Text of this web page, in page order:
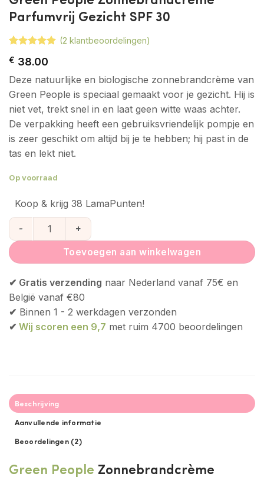
Parfumvrij Gezicht SPF 30
5op 5
opklant
waarderingen
(2 klantbeoordelingen)
€ 38.00
Deze natuurlijke en biologische zonnebrandcrème van
Green People is speciaal gemaakt voor je gezicht. Hij is
niet vet, trekt snel in en laat geen witte waas achter.
De verpakking heeft een gebruiksvriendelijk pompje en
is zeer geschikt om altijd bij je te hebben; hij past in de
tas en lekt niet.
Op voorraad
Koop & krijg 38 LamaPunten!
Green People Zonnebrandcrème Parfumvrij Gezicht SPF 30
Toevoegen aan winkelwagen
✔ Gratis verzending naar Nederland vanaf 75€ en
België vanaf €80
✔ Binnen 1 - 2 werkdagen verzonden
✔ Wij scoren een 9,7 met ruim 4700 beoordelingen
Beschrijving
Aanvullende informatie
Beoordelingen (2)
Green People Zonnebrandcrème